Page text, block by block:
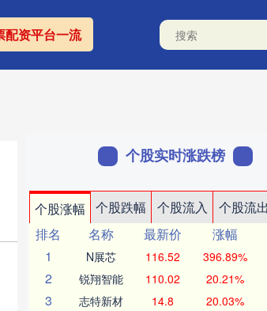
配资平台一流
个股实时涨跌榜
个股涨幅 个股跌幅 个股流入 个股流出
排名
名称 最新价 涨幅
1
N展芯 116.52 396.89%
2 锐翔智能 110.02 20.21%
3 志特新材 14.8 20.03%